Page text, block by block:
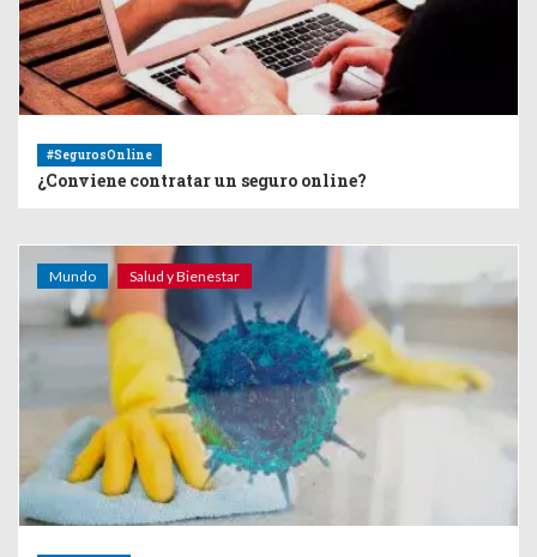
#SegurosOnline
¿Conviene contratar un seguro online?
Mundo Salud y Bienestar